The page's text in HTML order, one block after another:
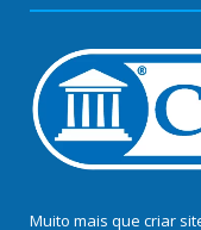
Muito mais que criar